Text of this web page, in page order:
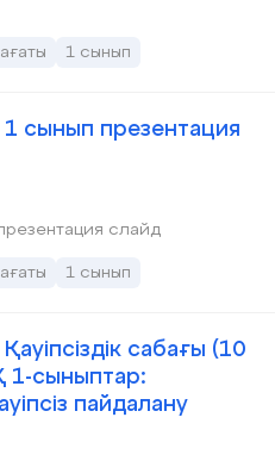
1 сынып
1 сынып презентация
слайд
1 сынып
сабағы (10
сыныптар:
пайдалану